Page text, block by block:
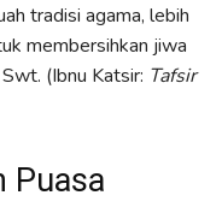
tradisi agama, lebih
membersihkan jiwa
(Ibnu Katsir: Tafsir
Puasa